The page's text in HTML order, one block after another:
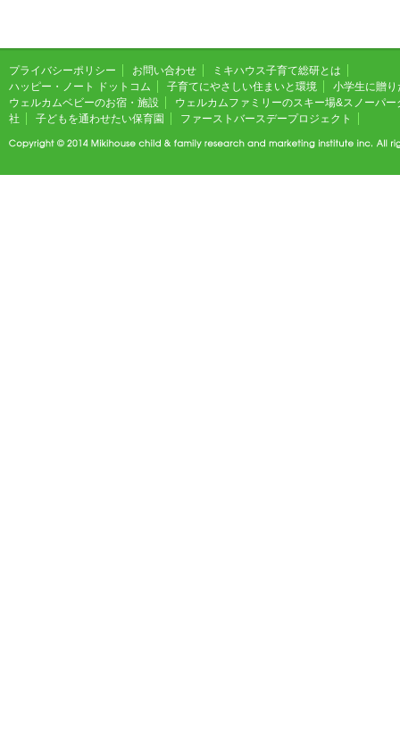
プライバシーポリシー お問い合わせ
ミキハウス子育て総研とは
ハッピー・ノート ドットコム
子育てにやさしい住まいと環境
小学生に贈
ウェルカムベビーのお宿・施設
ウェルカムファミリーのスキー場&スノーパー
社
子どもを通わせたい保育園 ファーストバースデープロジェクト